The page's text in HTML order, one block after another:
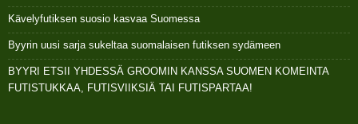
Kävelyfutiksen suosio kasvaa Suomessa
Byyrin uusi sarja sukeltaa suomalaisen futiksen sydämeen
BYYRI ETSII YHDESSÄ GROOMIN KANSSA SUOMEN KOMEINTA
FUTISTUKKAA, FUTISVIIKSIÄ TAI FUTISPARTAA!